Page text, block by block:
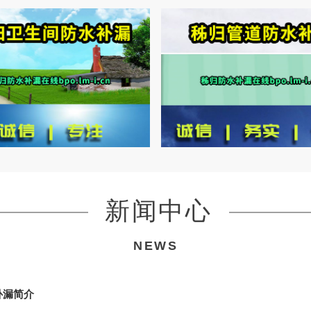
新闻中心
NEWS
漏简介